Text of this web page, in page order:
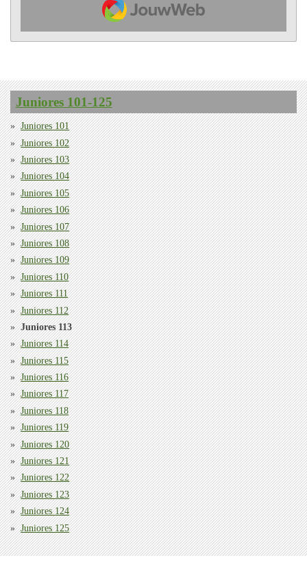
Juniores 101-125
Juniores 101
Juniores 102
Juniores 103
Juniores 104
Juniores 105
Juniores 106
Juniores 107
Juniores 108
Juniores 109
Juniores 110
Juniores 111
Juniores 112
Juniores 113
Juniores 114
Juniores 115
Juniores 116
Juniores 117
Juniores 118
Juniores 119
Juniores 120
Juniores 121
Juniores 122
Juniores 123
Juniores 124
Juniores 125